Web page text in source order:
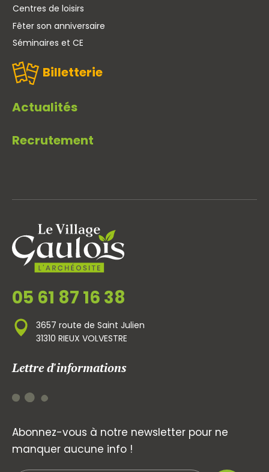
Centres de loisirs
Fêter son anniversaire
Séminaires et CE
Billetterie
Actualités
Recrutement
05 61 87 16 38
3657 route de Saint Julien
31310 RIEUX VOLVESTRE
Lettre d'informations
Abonnez-vous à notre newsletter pour ne
manquer aucune info !